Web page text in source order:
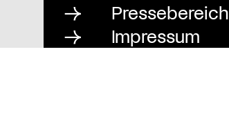
Pressebereich
Impressum